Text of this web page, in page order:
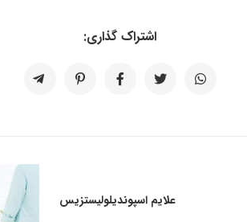
اشتراک گذاری:
علایم اسپوندیلولیستزیس